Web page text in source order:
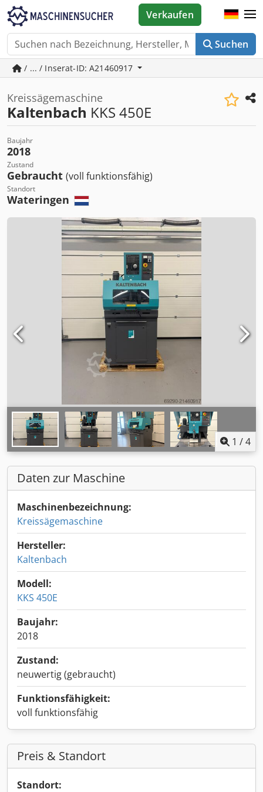
Suchen
Verkaufen
/ ... / Inserat-ID: A21460917
Kreissägemaschine
Kaltenbach KKS 450E
Baujahr
2018
Zustand
Gebraucht (voll funktionsfähig)
Standort
Wateringen
1 /4
Daten zur Maschine
Maschinenbezeichnung:
Kreissägemaschine
Hersteller:
Kaltenbach
Modell:
KKS 450E
Baujahr:
2018
Zustand:
neuwertig (gebraucht)
Funktionsfähigkeit:
voll funktionsfähig
Preis & Standort
Standort: